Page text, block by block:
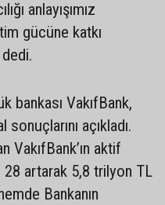
anlayışımız
gücüne katkı
bankası VakıfBank,
açıkladı.
VakıfBank’ın aktif
28 artarak 5,8 trilyon TL
Bankanın